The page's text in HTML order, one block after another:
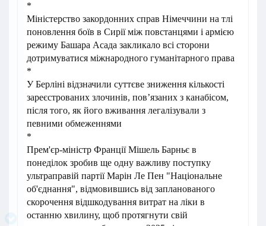
*
Міністерство закордонних справ Німеччини на тлі
поновлення боїв в Сирії між повстанцями і армією
режиму Башара Асада закликало всі сторони
дотримуватися міжнародного гуманітарного права
*
У Берліні відзначили суттєве зниження кількості
зареєстрованих злочинів, пов’язаних з канабісом,
після того, як його вживання легалізували з
певними обмеженнями
*
Прем'єр-міністр Франції Мішель Барньє в
понеділок зробив ще одну важливу поступку
ультраправій партії Марін Ле Пен "Національне
об'єднання", відмовившись від запланованого
скорочення відшкодування витрат на ліки в
останню хвилину, щоб протягнути свій